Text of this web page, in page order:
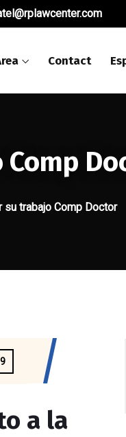
Contact
Comp
su trabajo Comp Doctor
a la